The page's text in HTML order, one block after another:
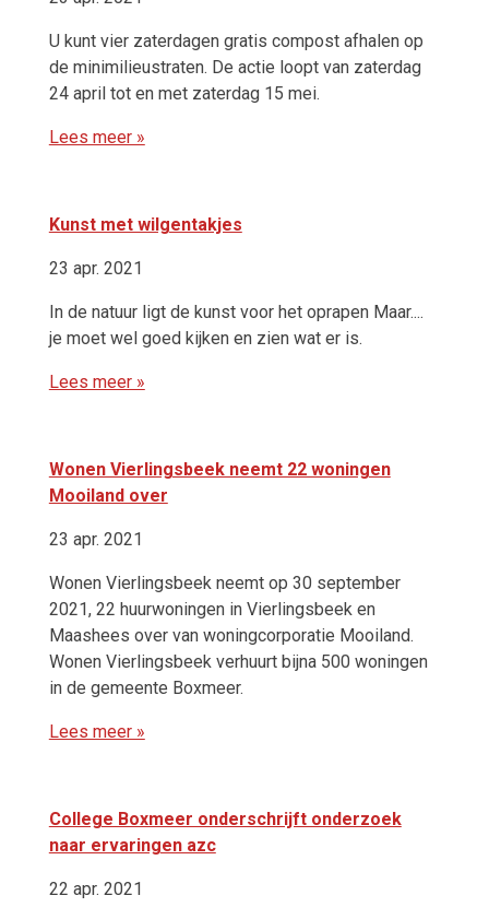
U kunt vier zaterdagen gratis compost afhalen op
de minimilieustraten. De actie loopt van zaterdag
24 april tot en met zaterdag 15 mei.
Lees meer »
Kunst met wilgentakjes
23 apr. 2021
In de natuur ligt de kunst voor het oprapen Maar....
je moet wel goed kijken en zien wat er is.
Lees meer »
Wonen Vierlingsbeek neemt 22 woningen
Mooiland over
23 apr. 2021
Wonen Vierlingsbeek neemt op 30 september
2021, 22 huurwoningen in Vierlingsbeek en
Maashees over van woningcorporatie Mooiland.
Wonen Vierlingsbeek verhuurt bijna 500 woningen
in de gemeente Boxmeer.
Lees meer »
College Boxmeer onderschrijft onderzoek
naar ervaringen azc
22 apr. 2021